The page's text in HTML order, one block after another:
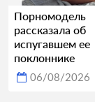
Порномодель
рассказала об
испугавшем ее
поклоннике
06/08/2026